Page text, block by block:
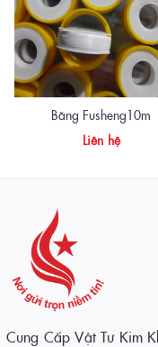
Băng Fusheng10m
Liên hệ
Cung Cấp Vật Tư Kim